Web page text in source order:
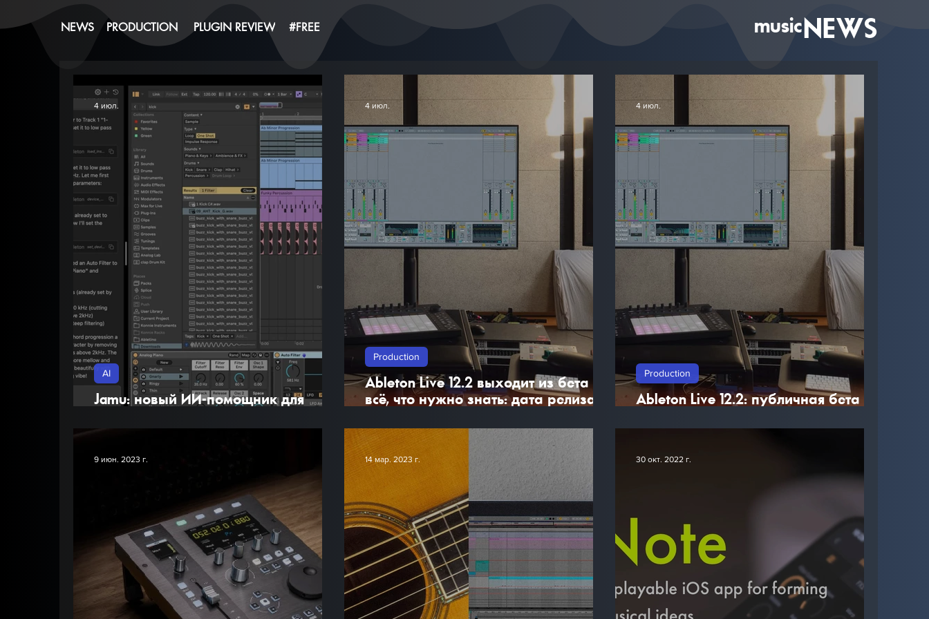
NEWS PRODUCTION PLUGIN REVIEW #FREE NEWS
music
Jamu: новый ИИ-помощник для
AI
4 июл.
Ableton Live 12.2 выходит из бета —
всё, что нужно знать: дата релиза,
обновление будет бесплатным.
Production
4 июл.
Ableton Live 12.2: публичная бета и
Production
4 июл.
9 июн. 2023 г. 14 мар. 2023 г. 30 окт. 2022 г.